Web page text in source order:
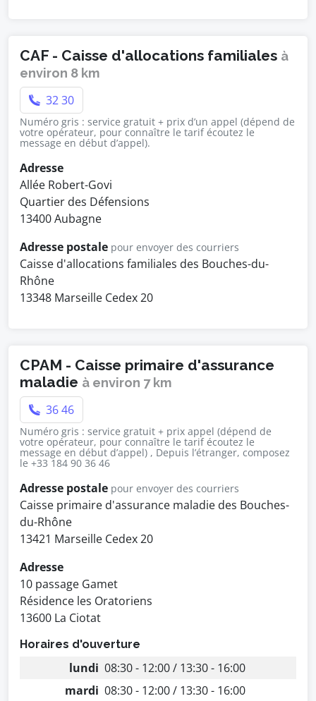
CAF - Caisse d'allocations familiales à
environ 8 km
32 30
Numéro gris : service gratuit + prix d’un appel (dépend de
votre opérateur, pour connaître le tarif écoutez le
message en début d’appel).
Adresse
Allée Robert-Govi
Quartier des Défensions
13400 Aubagne
Adresse postale pour envoyer des courriers
Caisse d'allocations familiales des Bouches-du-
Rhône
13348 Marseille Cedex 20
CPAM - Caisse primaire d'assurance
maladie à environ 7 km
36 46
Numéro gris : service gratuit + prix appel (dépend de
votre opérateur, pour connaître le tarif écoutez le
message en début d’appel) , Depuis l’étranger, composez
le +33 184 90 36 46
Adresse postale pour envoyer des courriers
Caisse primaire d'assurance maladie des Bouches-
du-Rhône
13421 Marseille Cedex 20
Adresse
10 passage Gamet
Résidence les Oratoriens
13600 La Ciotat
Horaires d'ouverture
lundi 08:30 - 12:00 / 13:30 - 16:00
mardi 08:30 - 12:00 / 13:30 - 16:00